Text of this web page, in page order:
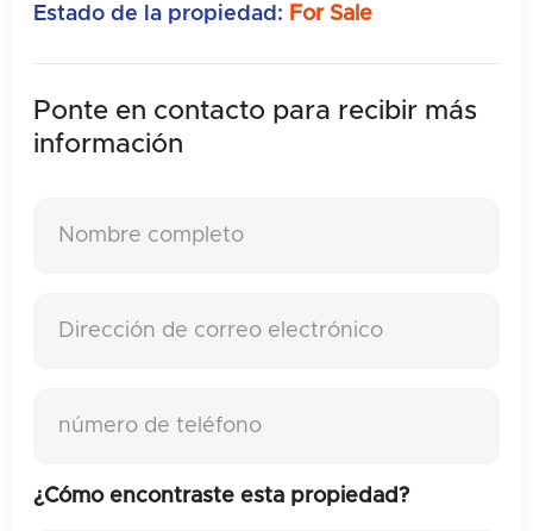
Estado de la propiedad: For Sale
Ponte en contacto para recibir más
información
¿Cómo encontraste esta propiedad?